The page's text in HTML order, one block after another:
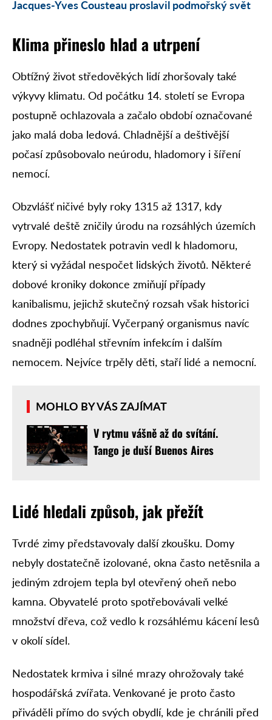
Jacques-Yves Cousteau proslavil podmořský svět
Klima přineslo hlad a utrpení
Obtížný život středověkých lidí zhoršovaly také
výkyvy klimatu. Od počátku 14. století se Evropa
postupně ochlazovala a začalo období označované
jako malá doba ledová. Chladnější a deštivější
počasí způsobovalo neúrodu, hladomory i šíření
nemocí.
Obzvlášť ničivé byly roky 1315 až 1317, kdy
vytrvalé deště zničily úrodu na rozsáhlých územích
Evropy. Nedostatek potravin vedl k hladomoru,
který si vyžádal nespočet lidských životů. Některé
dobové kroniky dokonce zmiňují případy
kanibalismu, jejichž skutečný rozsah však historici
dodnes zpochybňují. Vyčerpaný organismus navíc
snadněji podléhal střevním infekcím i dalším
nemocem. Nejvíce trpěly děti, staří lidé a nemocní.
MOHLO BY VÁS ZAJÍMAT
V rytmu vášně až do svítání.
Tango je duší Buenos Aires
Lidé hledali způsob, jak přežít
Tvrdé zimy představovaly další zkoušku. Domy
nebyly dostatečně izolované, okna často netěsnila a
jediným zdrojem tepla byl otevřený oheň nebo
kamna. Obyvatelé proto spotřebovávali velké
množství dřeva, což vedlo k rozsáhlému kácení lesů
v okolí sídel.
Nedostatek krmiva i silné mrazy ohrožovaly také
hospodářská zvířata. Venkované je proto často
přiváděli přímo do svých obydlí, kde je chránili před